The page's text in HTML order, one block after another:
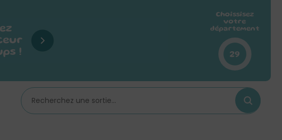
Choissisez
votre
département
29